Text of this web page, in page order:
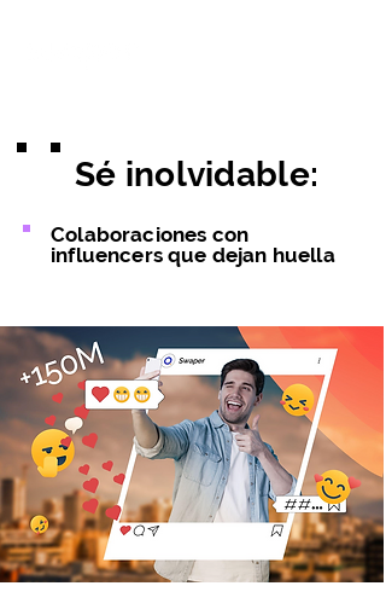
Sé inolvidable:
Colaboraciones con
influencers que dejan huella